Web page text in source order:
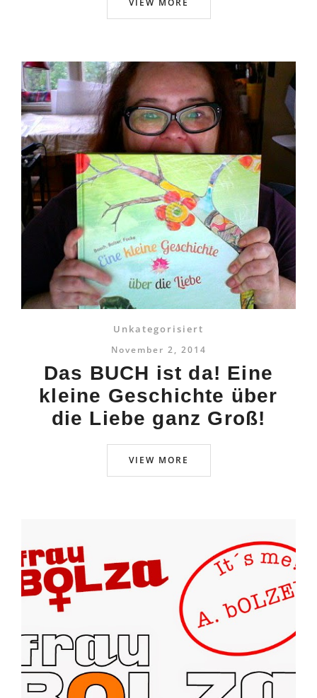
VIEW MORE
Unkategorisiert
November 2, 2014
Das BUCH ist da! Eine
kleine Geschichte über
die Liebe ganz Groß!
VIEW MORE